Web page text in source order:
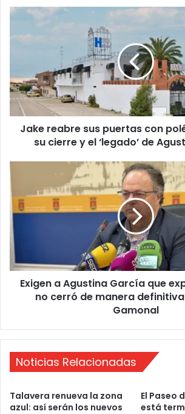
b
ok
m
J
e
a
b
r
s
p
u
a
c
l
i
a
:
Jake reabre sus puertas con
su cierre y el ‘legado’ de
E
i
n
A
g
a
c
í
Exigen a Agustina García que
no cerró de manera
Gamonal
Noticias Relacionadas
Talavera renueva la zona
azul: así serán los nuevos
El Paseo
está